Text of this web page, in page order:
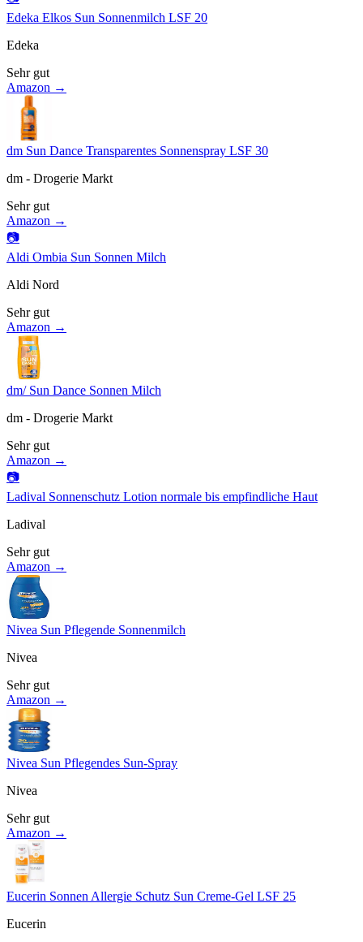
Edeka Elkos Sun Sonnenmilch LSF 20
Edeka
Sehr gut
Amazon →
dm Sun Dance Transparentes Sonnenspray LSF 30
dm - Drogerie Markt
Sehr gut
Amazon →
📷
Aldi Ombia Sun Sonnen Milch
Aldi Nord
Sehr gut
Amazon →
dm/ Sun Dance Sonnen Milch
dm - Drogerie Markt
Sehr gut
Amazon →
📷
Ladival Sonnenschutz Lotion normale bis empfindliche Haut
Ladival
Sehr gut
Amazon →
Nivea Sun Pflegende Sonnenmilch
Nivea
Sehr gut
Amazon →
Nivea Sun Pflegendes Sun-Spray
Nivea
Sehr gut
Amazon →
Eucerin Sonnen Allergie Schutz Sun Creme-Gel LSF 25
Eucerin